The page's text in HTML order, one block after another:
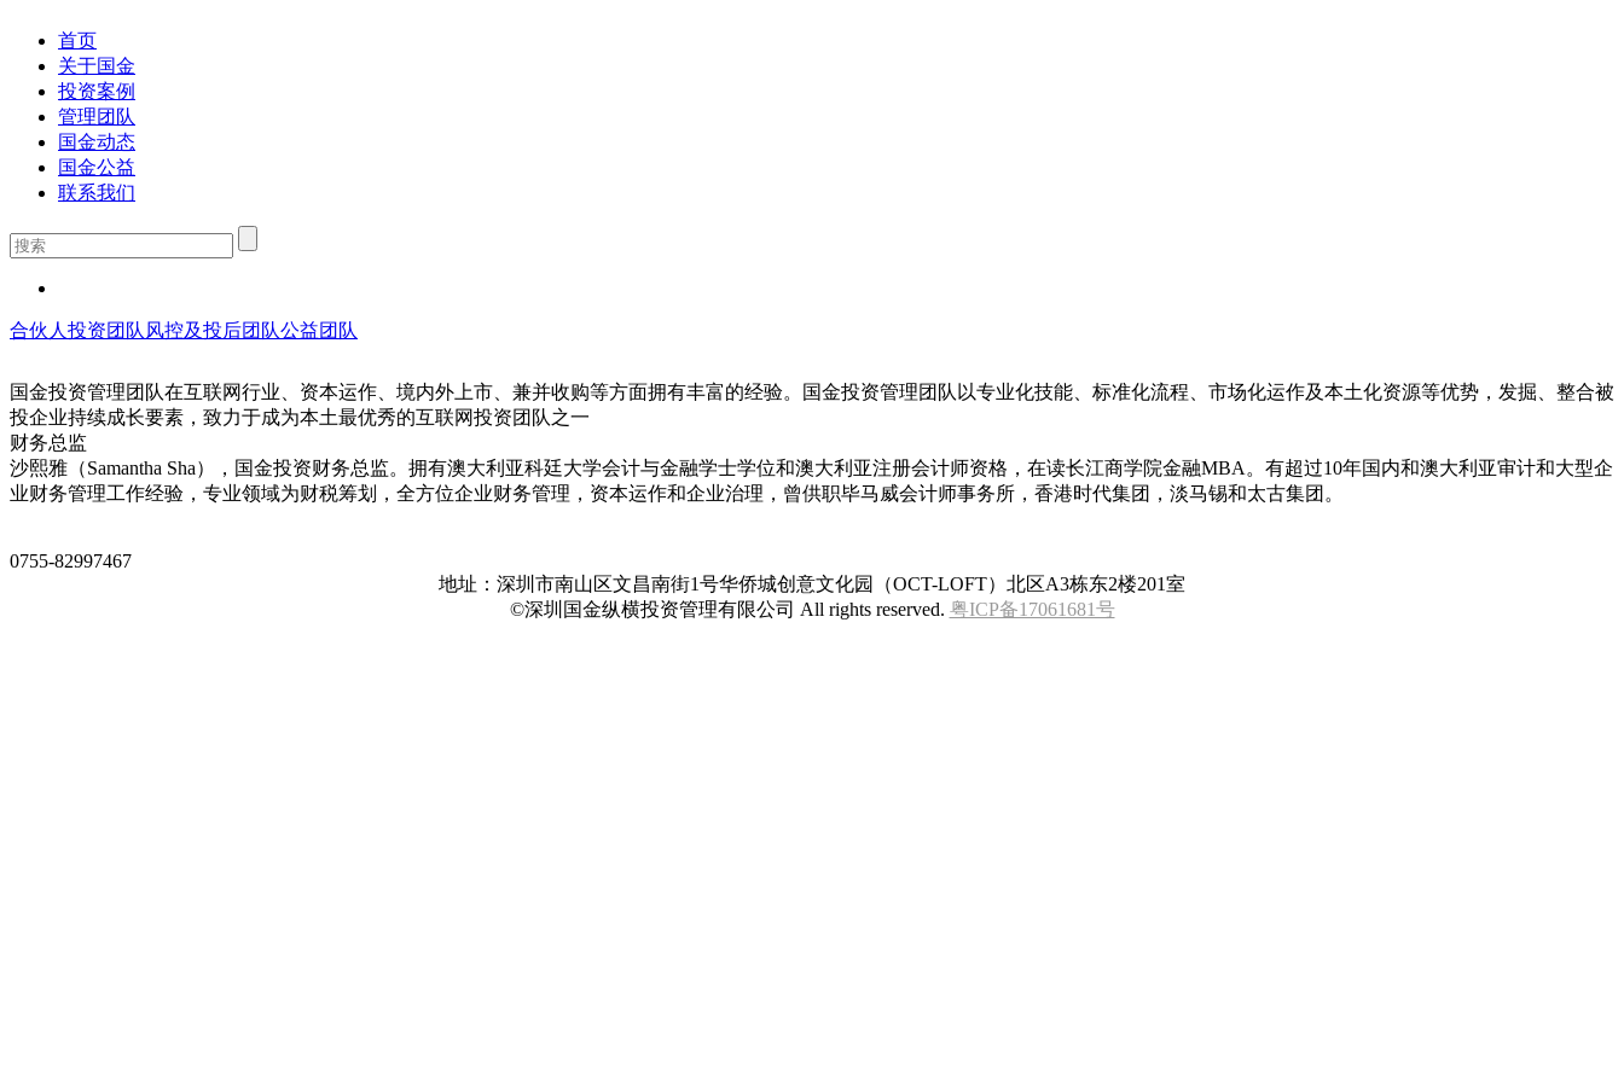
首页
关于国金
投资案例
管理团队
国金动态
国金公益
联系我们
合伙人 投资团队 风控及投后团队公益团队
国金投资管理团队在互联网行业、资本运作、境内外上市、兼并收购等方面拥有丰富的经验。国金投资管理团队以专业化技能、标准化流程、市场化运作及本土化资源等优势，发掘、整合被
投企业持续成长要素，致力于成为本土最优秀的互联网投资团队之一
财务总监
沙熙雅（Samantha Sha），国金投资财务总监。拥有澳大利亚科廷大学会计与金融学士学位和澳大利亚注册会计师资格，在读长江商学院金融MBA。有超过10年国内和澳大利亚审计和大型企
业财务管理工作经验，专业领域为财税筹划，全方位企业财务管理，资本运作和企业治理，曾供职毕马威会计师事务所，香港时代集团，淡马锡和太古集团。
0755-82997467
地址：深圳市南山区文昌南街1号华侨城创意文化园（OCT-LOFT）北区A3栋东2楼201室
©深圳国金纵横投资管理有限公司 All rights reserved. 粤ICP备17061681号